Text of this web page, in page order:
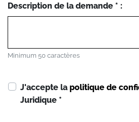
Description de la demande * :
Minimum 50 caractères
J'accepte la politique de
Juridique *